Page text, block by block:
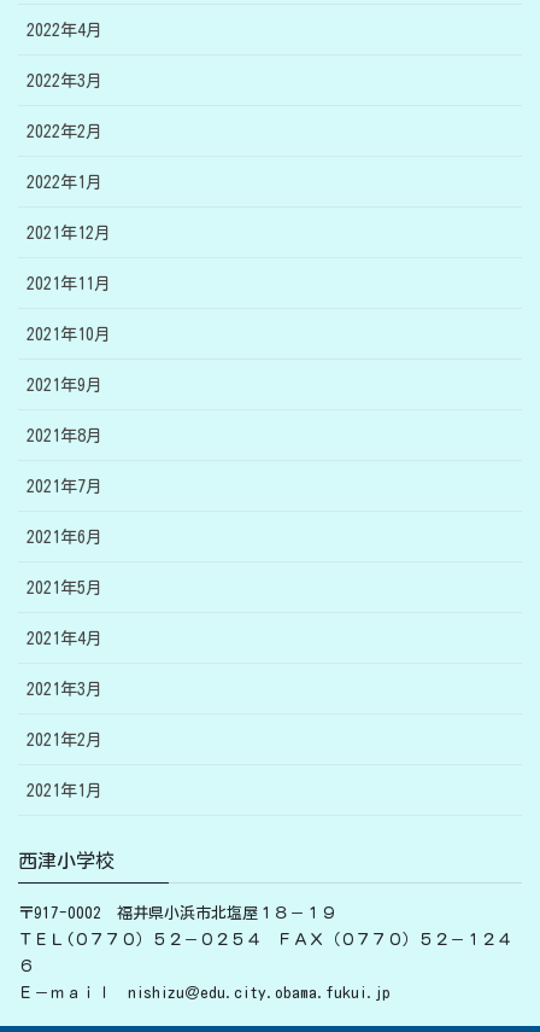
2022年4月
2022年3月
2022年2月
2022年1月
2021年12月
2021年11月
2021年10月
2021年9月
2021年8月
2021年7月
2021年6月
2021年5月
2021年4月
2021年3月
2021年2月
2021年1月
西津小学校
〒917-0002 福井県小浜市北塩屋１８－１９
ＴＥＬ(０７７０）５２－０２５４ ＦＡＸ（０７７０）５２－１２４
６
Ｅ－ｍａｉｌ nishizu＠edu.city.obama.fukui.jp